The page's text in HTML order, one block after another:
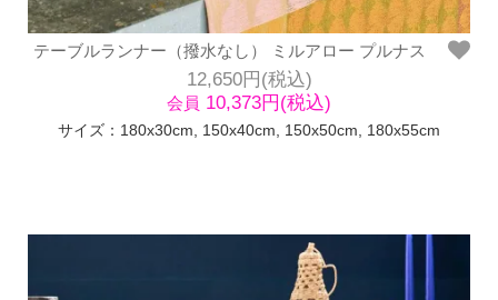
テーブルランナー（撥水なし） ミルアロー プルナス
12,650円(税込)
会員 10,373円(税込)
サイズ：180x30cm, 150x40cm, 150x50cm, 180x55cm